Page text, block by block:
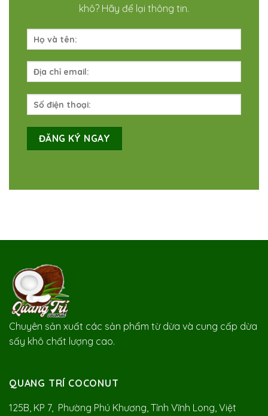
khô? Hãy để lại thông tin.
Chuyên sản xuất các sản phẩm từ dừa và cung cấp dừa
sấy khô chất lượng cao.
QUANG TRÍ COCONUT
125B, KP 7, Phường Phú Khương, Tỉnh Vĩnh Long, Việt